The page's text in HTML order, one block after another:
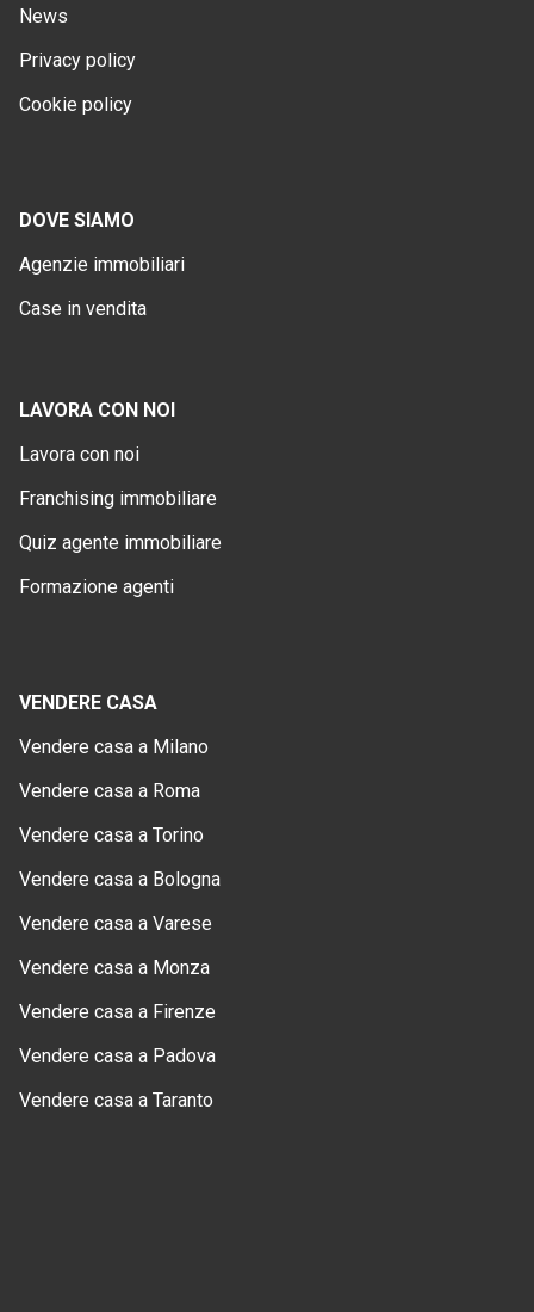
News
Privacy policy
Cookie policy
DOVE SIAMO
Agenzie immobiliari
Case in vendita
LAVORA CON NOI
Lavora con noi
Franchising immobiliare
Quiz agente immobiliare
Formazione agenti
VENDERE CASA
Vendere casa a Milano
Vendere casa a Roma
Vendere casa a Torino
Vendere casa a Bologna
Vendere casa a Varese
Vendere casa a Monza
Vendere casa a Firenze
Vendere casa a Padova
Vendere casa a Taranto